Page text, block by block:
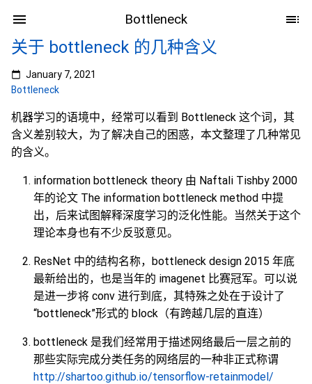
Bottleneck
关于 bottleneck 的几种含义
January 7, 2021
Bottleneck
机器学习的语境中，经常可以看到 Bottleneck 这个词，其
含义差别较大，为了解决自己的困惑，本文整理了几种常见
的含义。
information bottleneck theory 由 Naftali Tishby 2000
年的论文 The information bottleneck method 中提
出，后来试图解释深度学习的泛化性能。当然关于这个
理论本身也有不少反驳意见。
ResNet 中的结构名称，bottleneck design 2015 年底
最新给出的，也是当年的 imagenet 比赛冠军。可以说
是进一步将 conv 进行到底，其特殊之处在于设计了
“bottleneck”形式的 block（有跨越几层的直连）
bottleneck 是我们经常用于描述网络最后一层之前的
那些实际完成分类任务的网络层的一种非正式称谓
http://shartoo.github.io/tensorflow-retainmodel/